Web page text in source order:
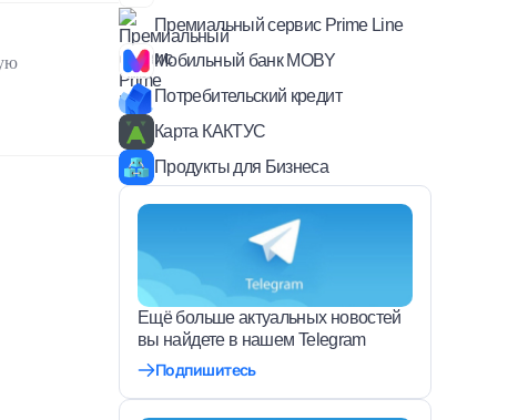
Премиальный сервис Prime Line
Мобильный банк MOBY
Потребительский кредит
Карта КАКТУС
Продукты для Бизнеса
Ещё больше актуальных новостей
вы найдете в нашем Telegram
Подпишитесь